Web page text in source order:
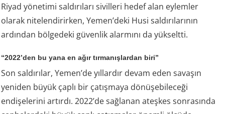
Riyad yönetimi saldırıları sivilleri hedef alan eylemler
olarak nitelendirirken, Yemen’deki Husi saldırılarının
ardından bölgedeki güvenlik alarmını da yükseltti.
“2022’den bu yana en ağır tırmanışlardan biri”
Son saldırılar, Yemen’de yıllardır devam eden savaşın
yeniden büyük çaplı bir çatışmaya dönüşebileceği
endişelerini artırdı. 2022’de sağlanan ateşkes sonrasında